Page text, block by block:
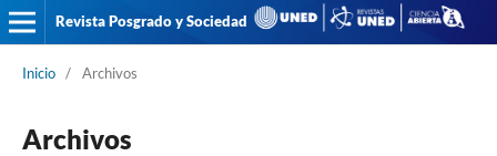
Revista Posgrado y Sociedad
Inicio / Archivos
Archivos